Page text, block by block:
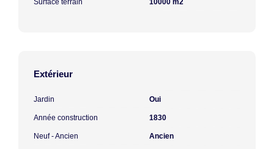
Extérieur
Jardin Oui
Année construction 1830
Neuf - Ancien Ancien